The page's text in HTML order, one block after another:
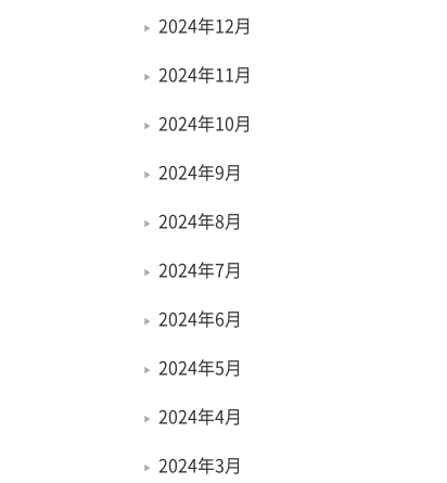
2024年12月
2024年11月
2024年10月
2024年9月
2024年8月
2024年7月
2024年6月
2024年5月
2024年4月
2024年3月